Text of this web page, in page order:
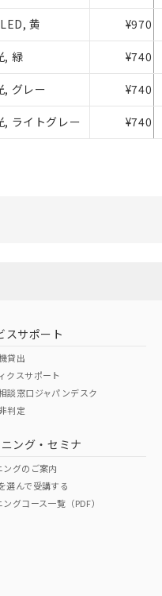
黄 ¥970
, 緑 ¥740
, グレー ¥740
, ライトグレー ¥740
スサポート
貸出
クスサポート
談窓口ジャパンデスク
判定
ング・セミナ
ングのご案内
選んで受講する
グコース一覧（PDF）
者の範囲」に記載されて